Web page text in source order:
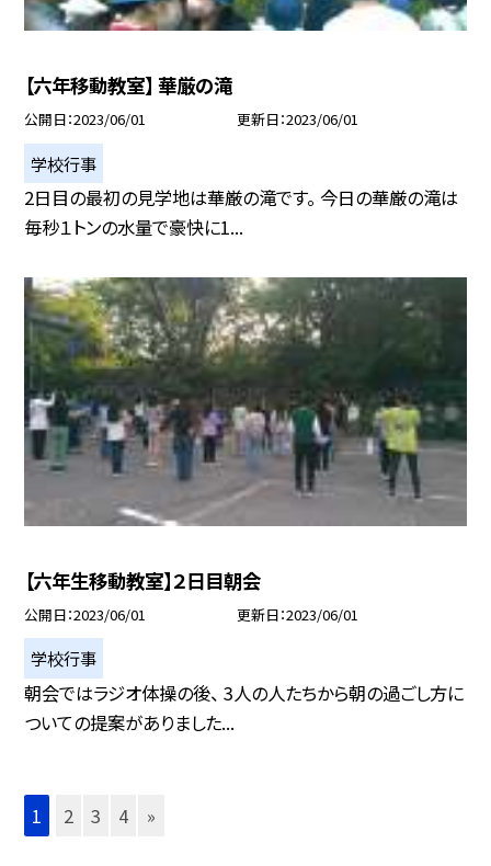
【六年移動教室】 華厳の滝
公開日 2023/06/01 更新日 2023/06/01
学校行事
2日目の最初の見学地は華厳の滝です。 今日の華厳の滝は
毎秒１トンの水量で豪快に1...
【六年生移動教室】２日目朝会
公開日 2023/06/01 更新日 2023/06/01
学校行事
朝会ではラジオ体操の後、 3人の人たちから朝の過ごし方に
ついての提案がありました...
1 2 3 4 »